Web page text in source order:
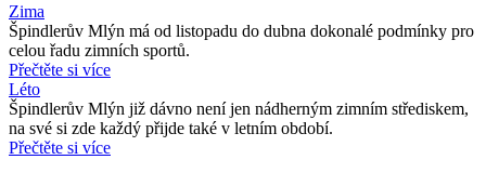
Zima
Špindlerův Mlýn má od listopadu do dubna dokonalé podmínky pro
celou řadu zimních sportů.
Přečtěte si více
Léto
Špindlerův Mlýn již dávno není jen nádherným zimním střediskem,
na své si zde každý přijde také v letním období.
Přečtěte si více